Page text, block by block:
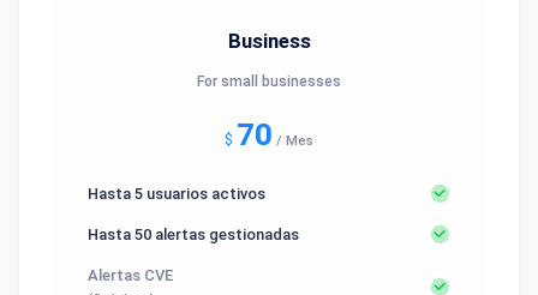
Business
For small businesses
$ 70 / Mes
Hasta 5 usuarios activos
Hasta 50 alertas gestionadas
Alertas CVE